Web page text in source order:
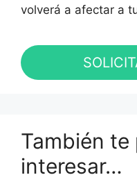
volverá a afectar a
También te
interesar…